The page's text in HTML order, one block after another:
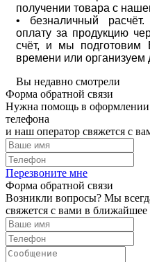
получении товара с
• безналичный
оплату за продукцию
счёт, и мы подготовим
времени или организуем
Вы недавно смотрели
Форма обратной связи
Нужна помощь в оформлении
телефона
и наш оператор свяжется с
Перезвоните мне
Форма обратной связи
Возникли вопросы? Мы
свяжется с вами в ближайшее